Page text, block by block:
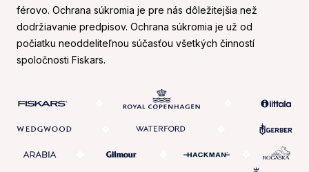
férovo. Ochrana súkromia je pre nás dôležitejšia než
dodržiavanie predpisov. Ochrana súkromia je už od
počiatku neoddeliteľnou súčasťou všetkých činností
spoločnosti Fiskars.